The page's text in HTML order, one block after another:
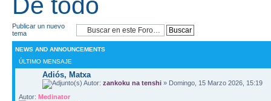
Publicar un nuevo
tema
NEWS AND ANNOUNCEMENTS
ÚLTIMO MENSAJE
Adiós, Matxa
Autor: zankoku na tenshi » Domingo, 15 Marzo 2026, 15:19
Autor: Medinator